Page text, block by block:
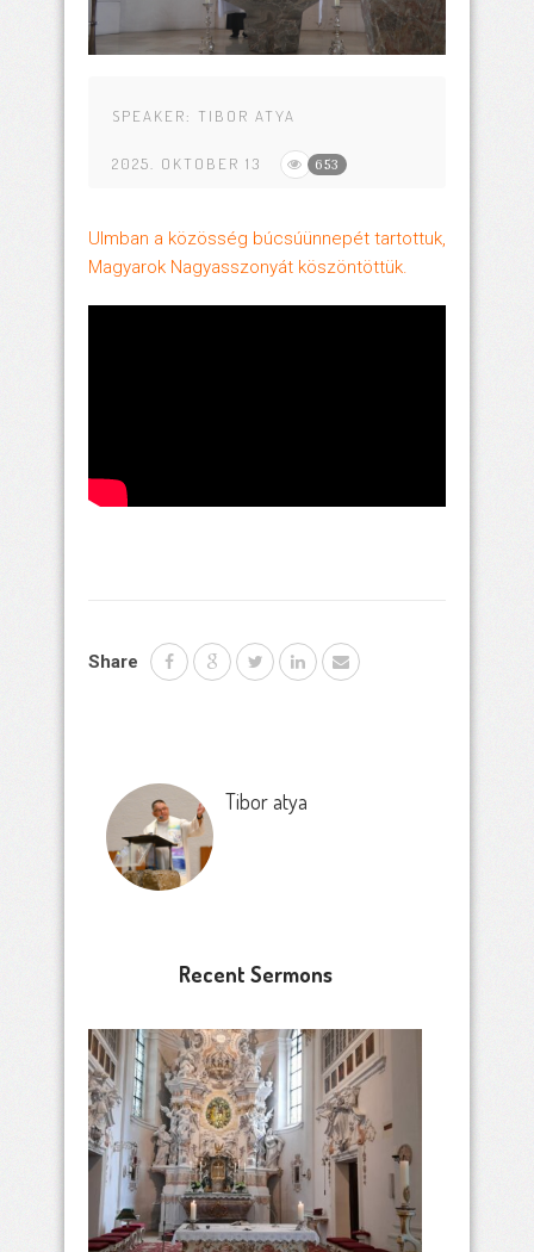
SPEAKER: TIBOR ATYA
2025. OKTOBER 13 653
Ulmban a közösség búcsúünnepét tartottuk,
Magyarok Nagyasszonyát köszöntöttük.
Share
Tibor atya
Recent Sermons